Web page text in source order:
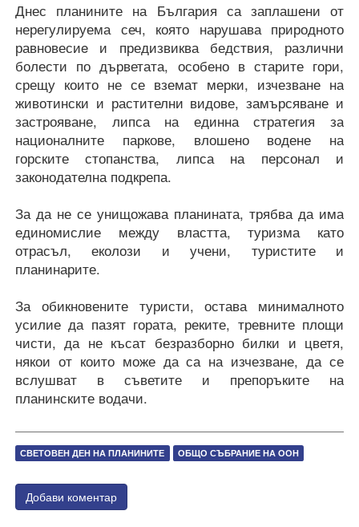
Днес планините на България са заплашени от
нерегулируема сеч, която нарушава природното
равновесиe и предизвиква бедствия, различни
болести по дърветата, особено в старите гори,
срещу които не се вземат мерки, изчезване на
животински и растителни видове, замърсяване и
застрояване, липса на единна стратегия за
националните паркове, влошено водене на
горските стопанства, липса на персонал и
законодателна подкрепа.
За да не се унищожава планината, трябва да има
единомислие между властта, туризма като
отрасъл, еколози и учени, туристите и
планинарите.
За обикновените туристи, остава минималното
усилие да пазят гората, реките, тревните площи
чисти, да не късат безразборно билки и цветя,
някои от които може да са на изчезване, да се
вслушват в съветите и препоръките на
планинските водачи.
СВЕТОВЕН ДЕН НА ПЛАНИНИТЕ ОБЩО СЪБРАНИЕ НА ООН
Добави коментар